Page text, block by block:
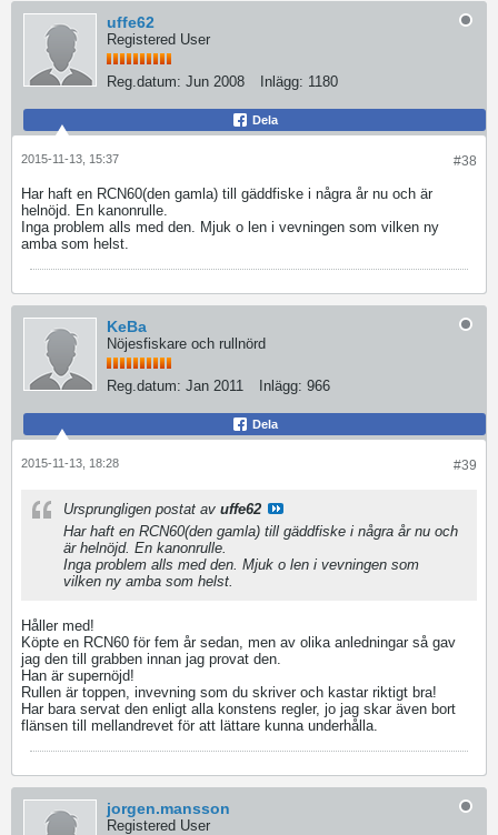
uffe62
Registered User
Reg.datum: Jun 2008 Inlägg: 1180
Dela
#38
2015-11-13, 15:37
Har haft en RCN60(den gamla) till gäddfiske i några år nu och är
helnöjd. En kanonrulle.
Inga problem alls med den. Mjuk o len i vevningen som vilken ny
amba som helst.
KeBa
Nöjesfiskare och rullnörd
Reg.datum: Jan 2011 Inlägg: 966
Dela
#39
2015-11-13, 18:28
Ursprungligen postat av uffe62
Har haft en RCN60(den gamla) till gäddfiske i några år nu och
är helnöjd. En kanonrulle.
Inga problem alls med den. Mjuk o len i vevningen som
vilken ny amba som helst.
Håller med!
Köpte en RCN60 för fem år sedan, men av olika anledningar så gav
jag den till grabben innan jag provat den.
Han är supernöjd!
Rullen är toppen, invevning som du skriver och kastar riktigt bra!
Har bara servat den enligt alla konstens regler, jo jag skar även bort
flänsen till mellandrevet för att lättare kunna underhålla.
jorgen.mansson
Registered User